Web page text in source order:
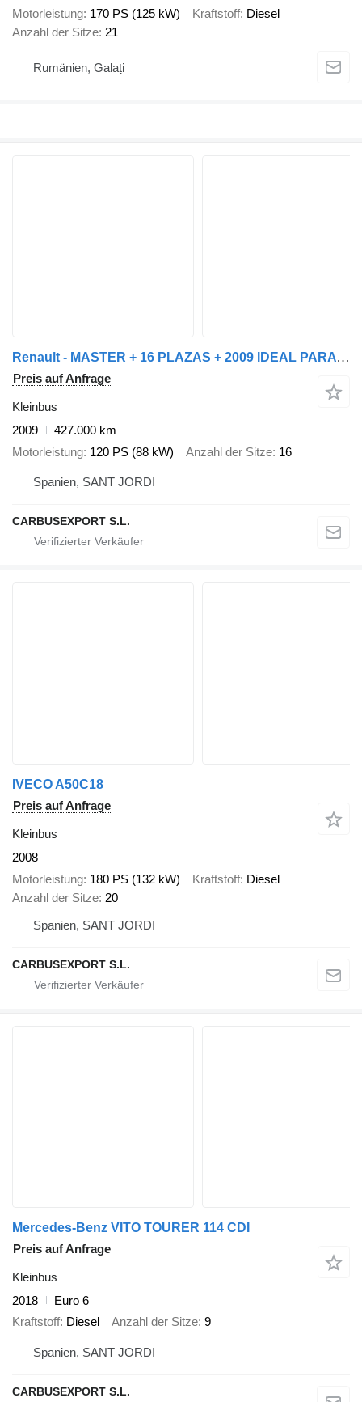
Motorleistung 170 PS (125 kW) Kraftstoff Diesel
Anzahl der Sitze 21
Rumänien, Galați
Renault - MASTER + 16 PLAZAS + 2009 IDEAL PARA MOTORHOME
Preis auf Anfrage
Kleinbus
2009
427.000 km
Motorleistung 120 PS (88 kW) Anzahl der Sitze 16
Spanien, SANT JORDI
CARBUSEXPORT S.L.
IVECO A50C18
Preis auf Anfrage
Kleinbus
2008
Motorleistung 180 PS (132 kW) Kraftstoff Diesel
Anzahl der Sitze 20
Spanien, SANT JORDI
CARBUSEXPORT S.L.
Mercedes-Benz VITO TOURER 114 CDI
Preis auf Anfrage
Kleinbus
2018
Euro 6
Kraftstoff Diesel Anzahl der Sitze 9
Spanien, SANT JORDI
CARBUSEXPORT S.L.